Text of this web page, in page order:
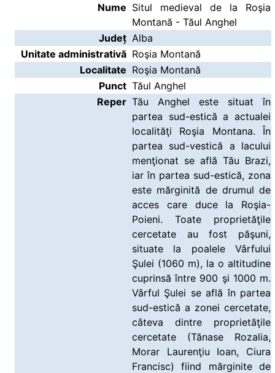
Nume Situl medieval de la Roşia
Montană - Tăul Anghel
Județ Alba
Unitate administrativă Roşia Montană
Localitate Roşia Montană
Punct Tăul Anghel
Reper Tău Anghel este situat în
partea sud-estică a actualei
localităţi Roşia Montana. În
partea sud-vestică a lacului
menţionat se află Tău Brazi,
iar în partea sud-estică, zona
este mărginită de drumul de
acces care duce la Roşia-
Poieni. Toate proprietăţile
cercetate au fost păşuni,
situate la poalele Vârfului
Şulei (1060 m), la o altitudine
cuprinsă între 900 şi 1000 m.
Vârful Şulei se află în partea
sud-estică a zonei cercetate,
câteva dintre proprietăţile
cercetate (Tănase Rozalia,
Morar Laurenţiu Ioan, Ciura
Francisc) fiind mărginite de